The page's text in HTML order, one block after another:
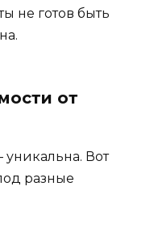
не готов быть
от
Вот
разные